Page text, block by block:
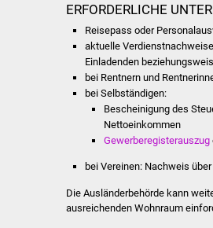
ERFORDERLICHE
Reisepass oder
aktuelle
Einladenden
bei Rentnern und
bei Selbständigen:
Bescheinigung des
Nettoeinkommen
Gewerberegisterauszug
bei Vereinen: Nachweis
Die Ausländerbehörde kann
ausreichenden Wohnraum